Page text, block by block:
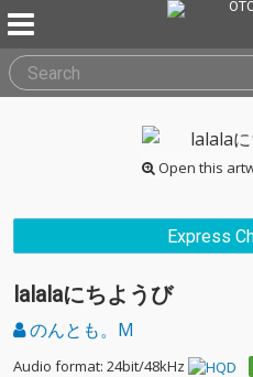
Open this
Express
lalalaにちようび
のんとも。M
Audio format: 24bit/48kHz